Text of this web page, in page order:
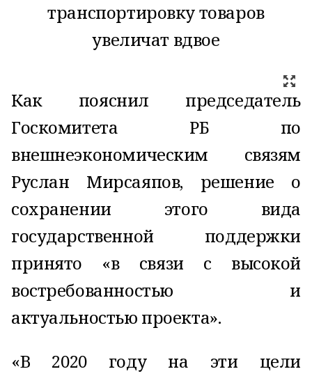
транспортировку товаров
увеличат вдвое
Как пояснил председатель
Госкомитета РБ по
внешнеэкономическим связям
Руслан Мирсаяпов, решение о
сохранении этого вида
государственной поддержки
принято «в связи с высокой
востребованностью и
актуальностью проекта».
«В 2020 году на эти цели